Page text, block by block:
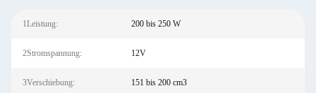
1Leistung: 200 bis 250 W
2Stromspannung: 12V
3Verschiebung: 151 bis 200 cm3